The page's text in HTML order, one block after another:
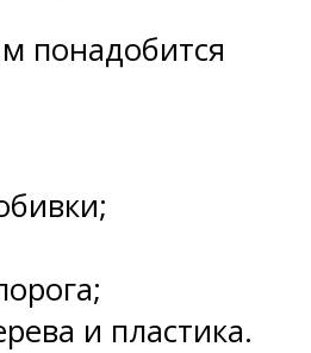
понадобится
и пластика.